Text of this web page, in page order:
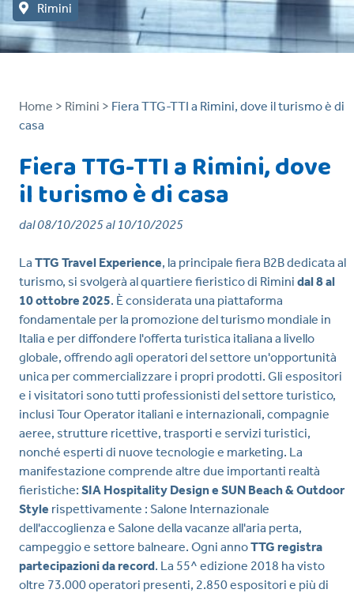
Rimini
Home > Rimini > Fiera TTG-TTI a Rimini, dove il turismo è di
casa
Fiera TTG-TTI a Rimini, dove
il turismo è di casa
dal 08/10/2025 al 10/10/2025
La TTG Travel Experience, la principale fiera B2B dedicata al
turismo, si svolgerà al quartiere fieristico di Rimini dal 8 al
10 ottobre 2025. È considerata una piattaforma
fondamentale per la promozione del turismo mondiale in
Italia e per diffondere l'offerta turistica italiana a livello
globale, offrendo agli operatori del settore un'opportunità
unica per commercializzare i propri prodotti. Gli espositori
e i visitatori sono tutti professionisti del settore turistico,
inclusi Tour Operator italiani e internazionali, compagnie
aeree, strutture ricettive, trasporti e servizi turistici,
nonché esperti di nuove tecnologie e marketing. La
manifestazione comprende altre due importanti realtà
fieristiche: SIA Hospitality Design e SUN Beach & Outdoor
Style rispettivamente : Salone Internazionale
dell'accoglienza e Salone della vacanze all'aria perta,
campeggio e settore balneare. Ogni annoTTG registra
partecipazioni da record. La 55^ edizione 2018 ha visto
oltre 73.000 operatori presenti, 2.850 espositori e più di